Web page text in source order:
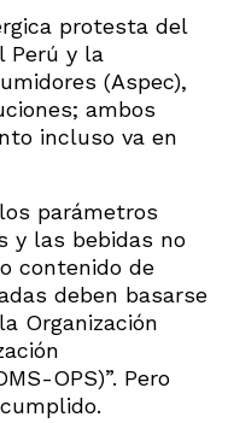
protesta del
Perú y la
(Aspec),
ambos
incluso va en
parámetros
y las bebidas no
contenido de
deben basarse
Organización
OPS)”. Pero